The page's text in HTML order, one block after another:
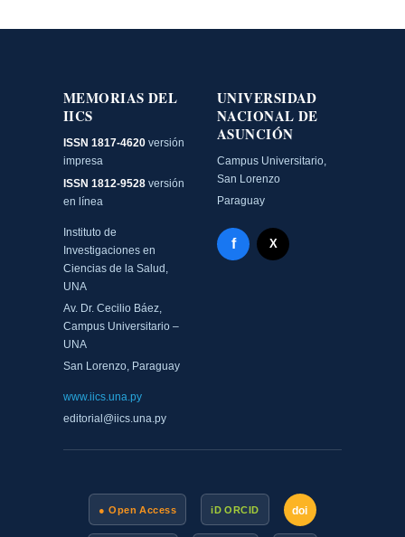
MEMORIAS DEL
IICS
ISSN 1817-4620 versión
impresa
ISSN 1812-9528 versión
en línea
Instituto de
Investigaciones en
Ciencias de la Salud,
UNA
Av. Dr. Cecilio Báez,
Campus Universitario –
UNA
San Lorenzo, Paraguay
www.iics.una.py
editorial@iics.una.py
UNIVERSIDAD
NACIONAL DE
ASUNCIÓN
Campus Universitario,
San Lorenzo
Paraguay
Facebook - Memorias del
f X Twitter - MIICS UNA
X
● Open Access iD ORCID doi